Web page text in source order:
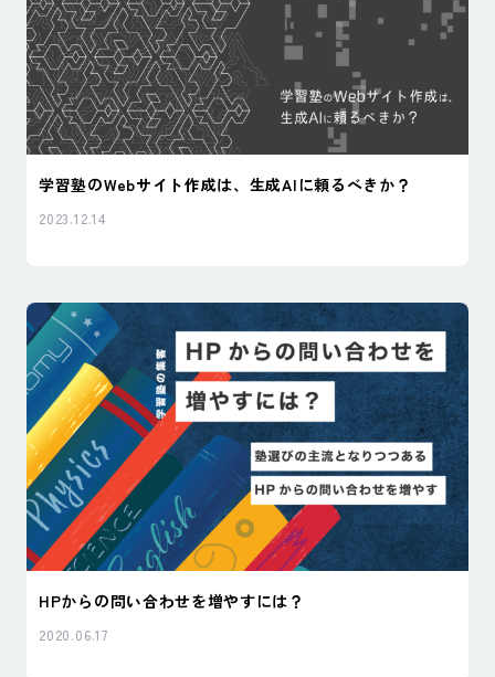
学習塾のWebサイト作成は、生成AIに頼るべきか？
2023.12.14
HPからの問い合わせを増やすには？
2020.06.17